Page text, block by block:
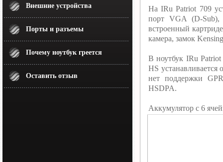
Внешние устройства
Порты и разъемы
Почему ноутбук греется
Оставить отзыв
На IRu Patriot 709
порт VGA (D-
встроенный
камера, замок
В ноутбук IRu
HS
нет поддержки
HSDPA.
Аккумулятор c 6